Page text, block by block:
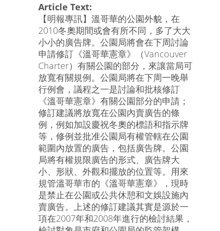
Article Text:
【明報專訊】溫哥華的公園外貌，在
2010冬奧期間或會有所不同，多了大大
小小的廣告牌。公園局將會在下周討論
申請修訂《溫哥華憲章》（Vancouver
Charter）有關公園的部分，來讓當局可
放寬有關規例。公園局將在下周一晚舉
行例會，議程之一是討論和批核修訂
《溫哥華憲章》有關公園部分的申請；
修訂建議將放寬在公園內賣廣告的條
例，例如加設慶祝冬奧的標語和指示牌
等，修例並批准公園局有權管轄在公園
範圍內放置的廣告，包括廣告牌。公園
局將有權規限廣告的形式、廣告牌大
小、形狀、外觀和擺放的位置等。用來
規管溫哥華市的《溫哥華憲章》，現時
是禁止在公園或公共休憩和文娛設施內
賣廣告。上述的修訂建議其實是源於一
項在2007年和2008年進行的檢討結果，